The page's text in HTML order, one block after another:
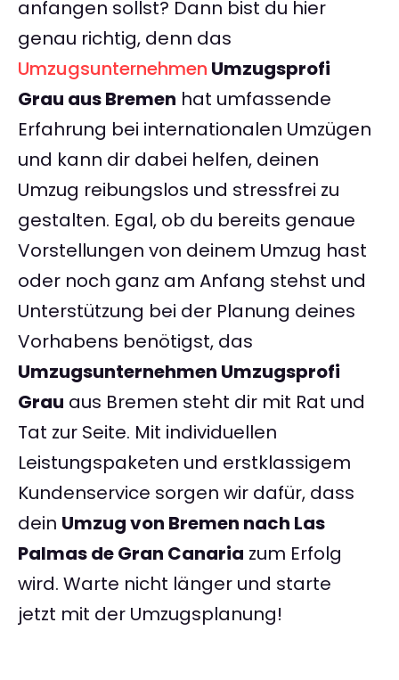
anfangen sollst? Dann bist du hier
genau richtig, denn das
Umzugsunternehmen Umzugsprofi
Grau aus Bremen hat umfassende
Erfahrung bei internationalen Umzügen
und kann dir dabei helfen, deinen
Umzug reibungslos und stressfrei zu
gestalten. Egal, ob du bereits genaue
Vorstellungen von deinem Umzug hast
oder noch ganz am Anfang stehst und
Unterstützung bei der Planung deines
Vorhabens benötigst, das
Umzugsunternehmen Umzugsprofi
Grau aus Bremen steht dir mit Rat und
Tat zur Seite. Mit individuellen
Leistungspaketen und erstklassigem
Kundenservice sorgen wir dafür, dass
dein Umzug von Bremen nach Las
Palmas de Gran Canaria zum Erfolg
wird. Warte nicht länger und starte
jetzt mit der Umzugsplanung!